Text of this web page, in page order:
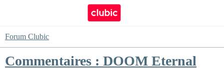
Forum Clubic
Commentaires : DOOM Eternal